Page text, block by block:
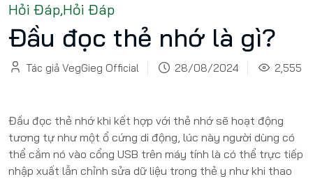
Hỏi Đáp,Hỏi Đáp
Đầu đọc thẻ nhớ là gì?
Tác giả VegGieg Official 28/08/2024 2,555
Đầu đọc thẻ nhớ khi kết hợp với thẻ nhớ sẽ hoạt động
tương tự như một ổ cứng di động, lúc này người dùng có
thể cắm nó vào cổng USB trên máy tính là có thể trực tiếp
nhập xuất lẫn chỉnh sửa dữ liệu trong thẻ y như khi thao